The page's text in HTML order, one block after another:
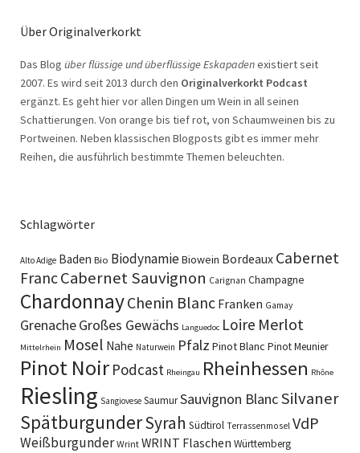
Über Originalverkorkt
Das Blog über flüssige und überflüssige Eskapadenexistiert seit
2007. Es wird seit 2013 durch den Originalverkorkt Podcast
ergänzt. Es geht hier vor allen Dingen um Wein in all seinen
Schattierungen. Von orange bis tief rot, von Schaumweinen bis zu
Portweinen. Neben klassischen Blogposts gibt es immer mehr
Reihen, die ausführlich bestimmte Themen beleuchten.
Schlagwörter
Alto Adige Baden Bio BiodynamieBiowein Bordeaux Cabernet
FrancCabernet Sauvignon Carignan Champagne
ChardonnayChenin Blanc Franken Gamay
GrenacheGroßes Gewächs Languedoc Loire Merlot
Mittelrhein Mosel Nahe Naturwein Pfalz Pinot Blanc Pinot Meunier
Pinot Noir Podcast Rheingau Rheinhessen Rhône
Riesling Sangiovese SaumurSauvignon BlancSilvaner
SpätburgunderSyrah Südtirol Terrassenmosel VdP
Weißburgunder Wrint WRINT Flaschen Württemberg